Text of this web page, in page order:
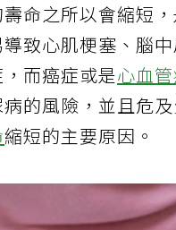
命之所以會縮短
致心肌梗塞、腦
而癌症或是心血
的風險，並且危
縮短的主要原因。